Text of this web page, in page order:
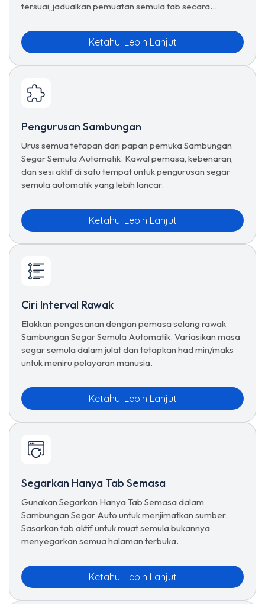
tersuai, jadualkan pemuatan semula tab secara
semula lanjutan untuk pelayaran yang lancar.
Ketahui Lebih Lanjut
Pengurusan Sambungan
Urus semua tetapan dari papan pemuka Sambungan
Segar Semula Automatik. Kawal pemasa, kebenaran,
dan sesi aktif di satu tempat untuk pengurusan segar
semula automatik yang lebih lancar.
Ketahui Lebih Lanjut
Ciri Interval Rawak
Elakkan pengesanan dengan pemasa selang rawak
Sambungan Segar Semula Automatik. Variasikan masa
segar semula dalam julat dan tetapkan had min/maks
untuk meniru pelayaran manusia.
Ketahui Lebih Lanjut
Segarkan Hanya Tab Semasa
Gunakan Segarkan Hanya Tab Semasa dalam
Sambungan Segar Auto untuk menjimatkan sumber.
Sasarkan tab aktif untuk muat semula bukannya
menyegarkan semua halaman terbuka.
Ketahui Lebih Lanjut